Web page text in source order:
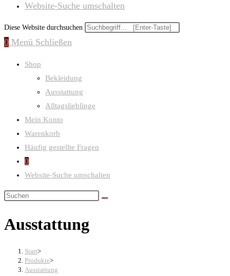
Website-Suche umschalten
Diese Website durchsuchen
0 Menü Schließen
Shop
Bekleidung
Ausstattung
Alltagslieblinge
Mein Konto
Warenkorb
Häufig gestellte Fragen
0
Website-Suche umschalten
Ausstattung
Start>
Produkte>
Ausstattung